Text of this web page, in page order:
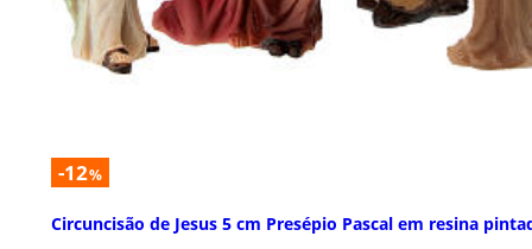
-12%
Circuncisão de Jesus 5 cm Presépio Pascal em resina